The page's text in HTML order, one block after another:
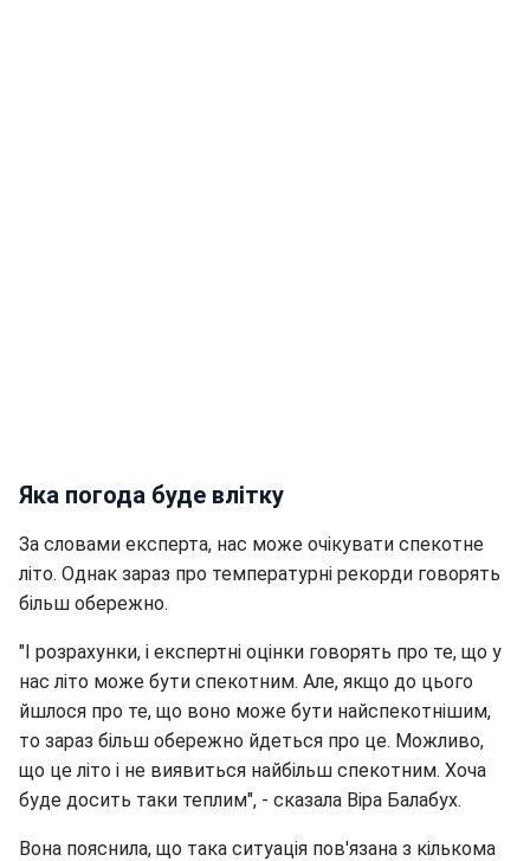
Яка погода буде влітку
За словами експерта, нас може очікувати спекотне
літо. Однак зараз про температурні рекорди говорять
більш обережно.
"І розрахунки, і експертні оцінки говорять про те, що у
нас літо може бути спекотним. Але, якщо до цього
йшлося про те, що воно може бути найспекотнішим,
то зараз більш обережно йдеться про це. Можливо,
що це літо і не виявиться найбільш спекотним. Хоча
буде досить таки теплим", - сказала Віра Балабух.
Вона пояснила, що така ситуація пов'язана з кількома